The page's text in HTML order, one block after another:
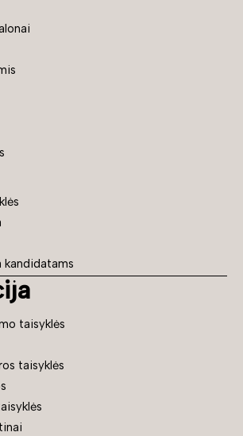
taisyklės
taisyklės